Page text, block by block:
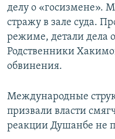
делу о «госизмене».
стражу в зале суда.
режиме, детали дела
Родственники
обвинения.
Международные
призвали власти
реакции Душанбе не